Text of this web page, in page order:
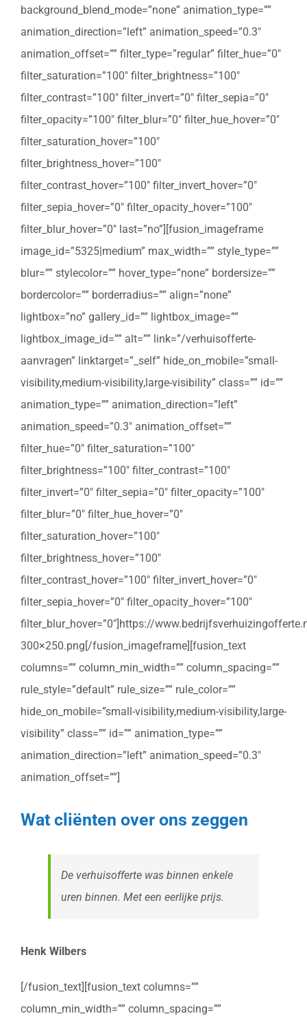
background_blend_mode=”none” animation_type=””
animation_direction=”left” animation_speed=”0.3″
animation_offset=”” filter_type=”regular” filter_hue=”0″
filter_saturation=”100″ filter_brightness=”100″
filter_contrast=”100″ filter_invert=”0″ filter_sepia=”0″
filter_opacity=”100″ filter_blur=”0″ filter_hue_hover=”0″
filter_saturation_hover=”100″
filter_brightness_hover=”100″
filter_contrast_hover=”100″ filter_invert_hover=”0″
filter_sepia_hover=”0″ filter_opacity_hover=”100″
filter_blur_hover=”0″ last=”no”][fusion_imageframe
image_id=”5325|medium” max_width=”” style_type=””
blur=”” stylecolor=”” hover_type=”none” bordersize=””
bordercolor=”” borderradius=”” align=”none”
lightbox=”no” gallery_id=”” lightbox_image=””
lightbox_image_id=”” alt=”” link=”/verhuisofferte-
aanvragen” linktarget=”_self” hide_on_mobile=”small-
visibility,medium-visibility,large-visibility” class=”” id=””
animation_type=”” animation_direction=”left”
animation_speed=”0.3″ animation_offset=””
filter_hue=”0″ filter_saturation=”100″
filter_brightness=”100″ filter_contrast=”100″
filter_invert=”0″ filter_sepia=”0″ filter_opacity=”100″
filter_blur=”0″ filter_hue_hover=”0″
filter_saturation_hover=”100″
filter_brightness_hover=”100″
filter_contrast_hover=”100″ filter_invert_hover=”0″
filter_sepia_hover=”0″ filter_opacity_hover=”100″
filter_blur_hover=”0″]https://
300×250.png[/fusion_imageframe][fusion_text
columns=”” column_min_width=”” column_spacing=””
rule_style=”default” rule_size=”” rule_color=””
hide_on_mobile=”small-visibility,medium-visibility,large-
visibility” class=”” id=”” animation_type=””
animation_direction=”left” animation_speed=”0.3″
animation_offset=””]
Wat cliënten over ons zeggen
De verhuisofferte was binnen enkele
uren binnen. Met een eerlijke prijs.
Henk Wilbers
[/fusion_text][fusion_text columns=””
column_min_width=”” column_spacing=””